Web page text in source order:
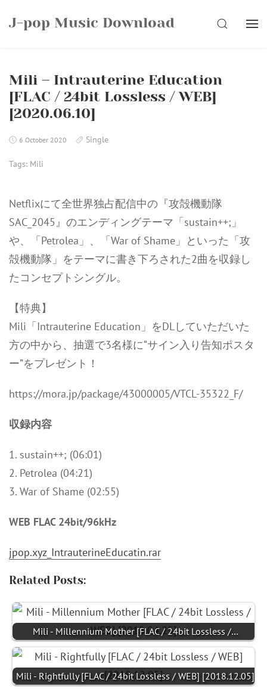
J-pop Music Download SEARCH
Mili – Intrauterine Education
[FLAC / 24bit Lossless / WEB]
[2020.06.10]
6 October 2020 Single
Tags: Mili
Netflixにて全世界独占配信中の『攻殻機動隊
SAC_2045』のエンディングテーマ「sustain++;」
や、「Petrolea」、「War of Shame」といった「攻
殻機動隊」をテーマに書き下ろされた2曲を収録し
たコンセプトシングル。
【特典】
Mili「Intrauterine Education」をDLしていただいた
方の中から、抽選で3名様に“サイン入り告知ポスタ
ー”をプレゼント！
https://mora.jp/package/43000005/VTCL-35322_F/
収録内容
1. sustain++; (06:01)
2. Petrolea (04:21)
3. War of Shame (02:55)
WEB FLAC 24bit/96kHz
jpop.xyz_IntrauterineEducatin.rar
Related Posts:
Mili - Millennium Mother [FLAC / 24bit Lossless /…
Mili - Rightfully [FLAC / 24bit Lossless / WEB] [2018.12.05]